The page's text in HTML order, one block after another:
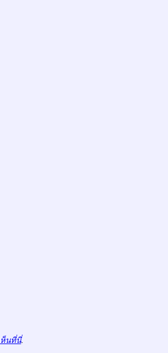
ห็นที่นี่.